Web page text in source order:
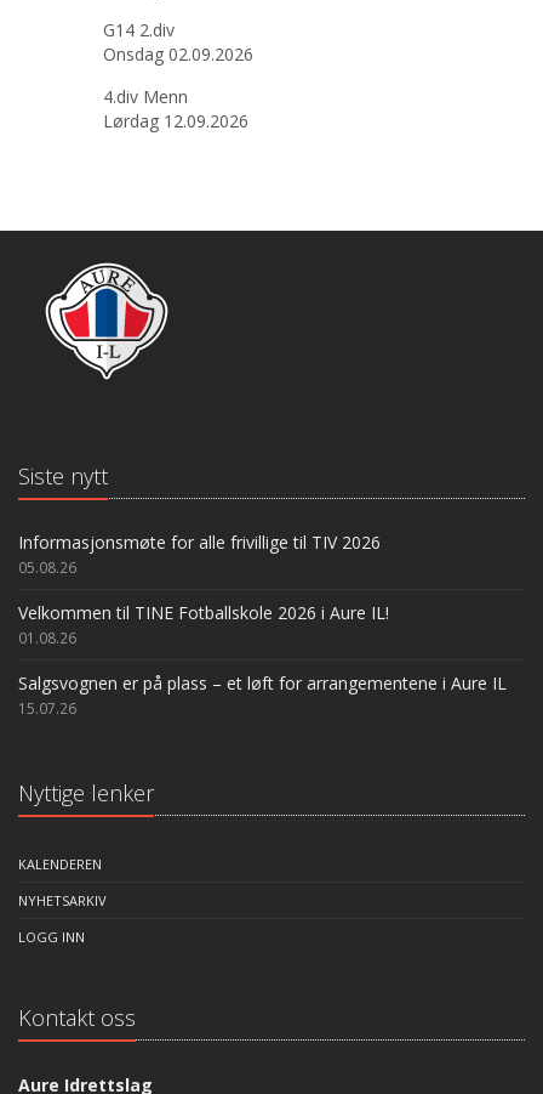
G14 2.div
Onsdag 02.09.2026
4.div Menn
Lørdag 12.09.2026
Siste nytt
Informasjonsmøte for alle frivillige til TIV 2026
05.08.26
Velkommen til TINE Fotballskole 2026 i Aure IL!
01.08.26
Salgsvognen er på plass – et løft for arrangementene i Aure IL
15.07.26
Nyttige lenker
KALENDEREN
NYHETSARKIV
LOGG INN
Kontakt oss
Aure Idrettslag